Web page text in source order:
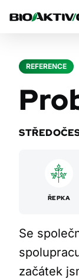
REFERENCE
ŘEPKA
Se
začátek